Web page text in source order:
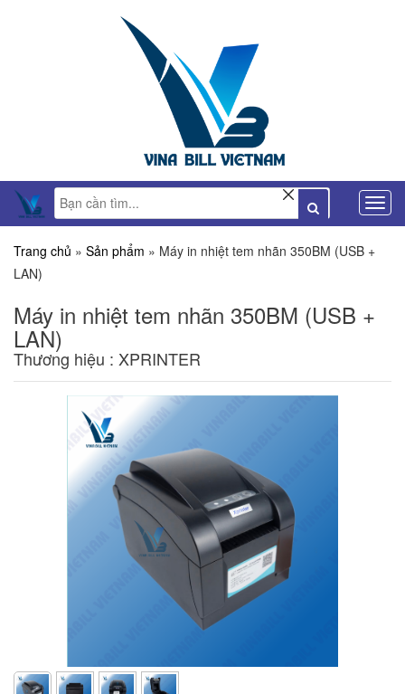
Trang chủ » Sản phẩm » Máy in nhiệt tem nhãn 350BM (USB +
LAN)
Máy in nhiệt tem nhãn 350BM (USB +
LAN)
Thương hiệu : XPRINTER